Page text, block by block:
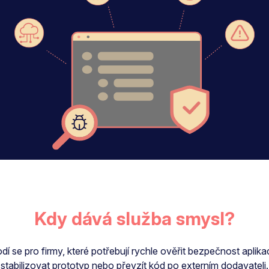
Kdy dává služba smysl?
se pro firmy, které potřebují rychle ověřit bezpečnost
stabilizovat prototyp nebo převzít kód po externím dodavateli.